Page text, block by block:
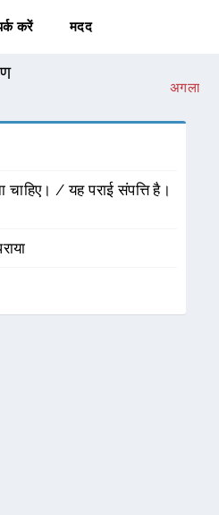
करें मदद
अगला
चाहिए। / यह पराई संपत्ति है।